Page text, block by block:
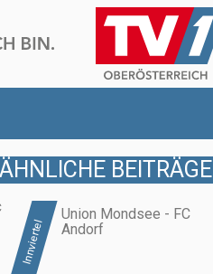
ÄHNLICHE BEITRÄGE
Innviertel
Union Mondsee - FC
Andorf